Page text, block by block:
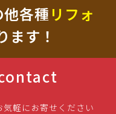
各種 リフォ
ます！
軽にお寄せください